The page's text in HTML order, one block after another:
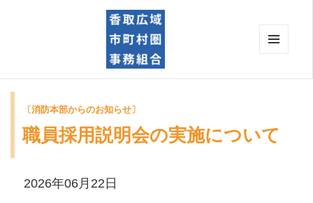
香取広域市町村圏事務組
合
ェッ
ト
職員採用説明会の実施について
2026年06月22日